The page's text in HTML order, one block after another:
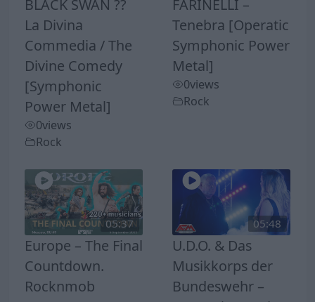
BLACK SWAN ??
La Divina
Commedia / The
Divine Comedy
[Symphonic
Power Metal]
0views
Rock
FARINELLI –
Tenebra [Operatic
Symphonic Power
Metal]
0views
Rock
05:37
Europe – The Final
Countdown.
Rocknmob
05:48
U.D.O. & Das
Musikkorps der
Bundeswehr –